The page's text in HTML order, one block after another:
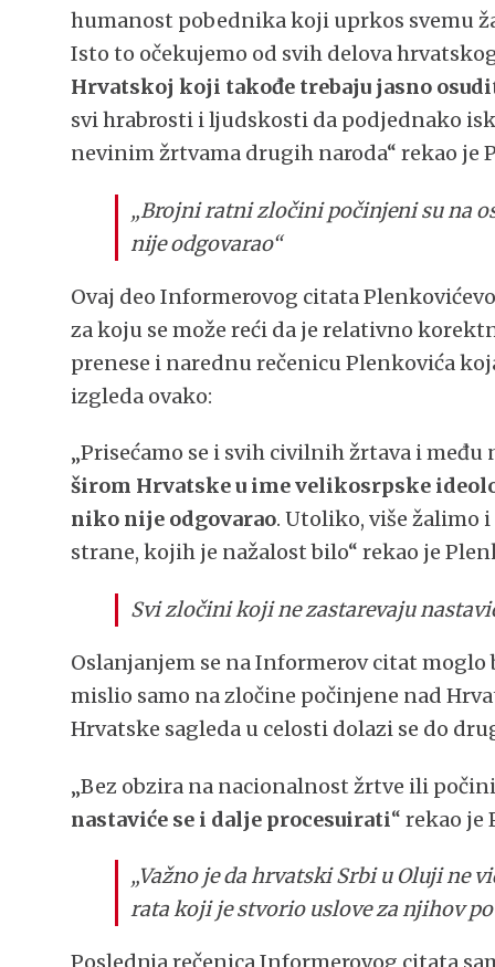
humanost pobednika koji uprkos svemu
Isto to očekujemo od svih delova
Hrvatskoj koji takođe trebaju jasno
svi hrabrosti i ljudskosti da podjednako
nevinim žrtvama drugih naroda“ rekao je
„Brojni ratni zločini počinjeni su na
nije odgovarao“
Ovaj deo Informerovog citata
za koju se može reći da je relativno
prenese i narednu rečenicu Plenkovića
izgleda ovako:
„Prisećamo se i svih civilnih žrtava i
širom Hrvatske u ime velikosrpske
niko nije odgovarao. Utoliko, više žalimo
strane, kojih je nažalost bilo“ rekao je
Svi zločini koji ne zastarevaju
Oslanjanjem se na Informerov citat
mislio samo na zločine počinjene nad
Hrvatske sagleda u celosti dolazi se do
„Bez obzira na nacionalnost žrtve ili
nastaviće se i dalje procesuirati“ rekao je
„Važno je da hrvatski Srbi u Oluji ne
rata koji je stvorio uslove za njihov